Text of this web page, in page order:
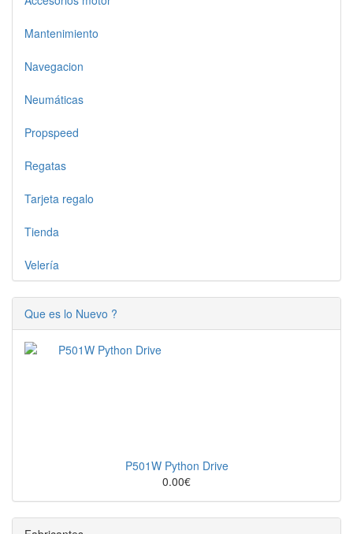
Mantenimiento
Navegacion
Neumáticas
Propspeed
Regatas
Tarjeta regalo
Tienda
Velería
Que es lo Nuevo ?
P501W Python Drive
0.00€